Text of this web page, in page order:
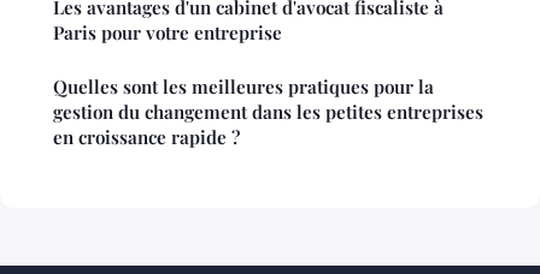
Les avantages d'un cabinet d'avocat fiscaliste à
Paris pour votre entreprise
Quelles sont les meilleures pratiques pour la
gestion du changement dans les petites entreprises
en croissance rapide ?